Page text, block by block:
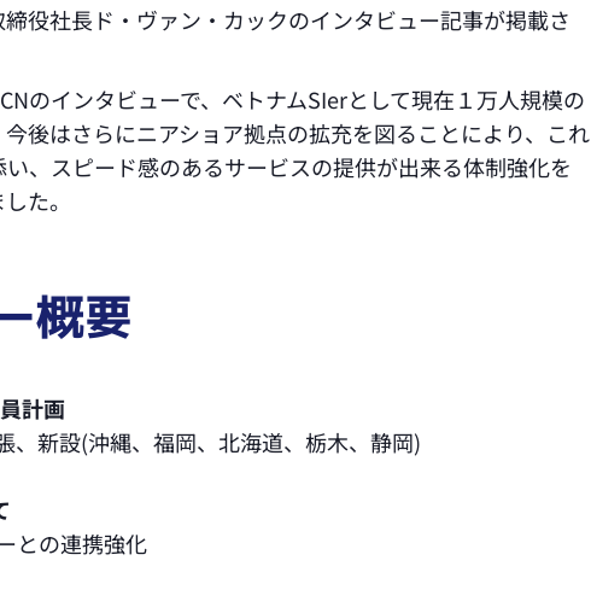
締役社長ド・ヴァン・カックのインタビュー記事が掲載さ
のインタビューで、ベトナムSIerとして現在１万人規模の
後はさらにニアショア拠点の拡充を図ることにより、これ
、スピード感のあるサービスの提供が出来る体制強化を
た。
概要
計画
、新設(沖縄、福岡、北海道、栃木、静岡)
との連携強化